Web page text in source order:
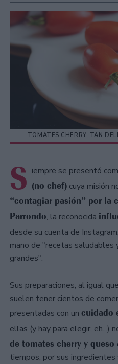
TOMATES CHERRY, TAN
S iempre se presentó
(no chef) cuya misión
“contagiar pasión” por la
Parrondo, la reconocida
desde su cuenta de Instagram,
mano de "recetas saludables
grandes".
Sus preparaciones, al igual
suelen tener cientos de
presentadas con un cuidado
ellas (y hay para elegir, eh...)
de tomates cherry y queso
tiempos, por sus